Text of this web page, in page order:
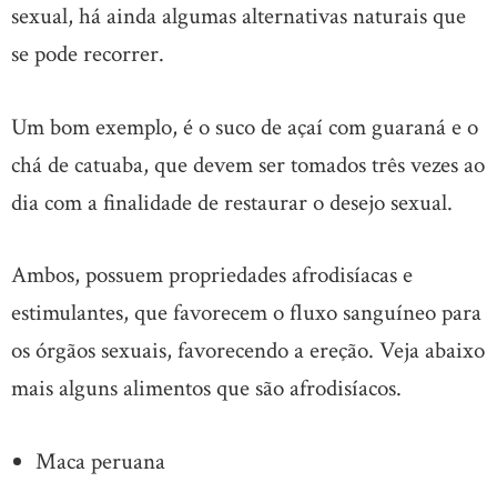
sexual, há ainda algumas alternativas naturais que
se pode recorrer.
Um bom exemplo, é o suco de açaí com guaraná e o
chá de catuaba, que devem ser tomados três vezes ao
dia com a finalidade de restaurar o desejo sexual.
Ambos, possuem propriedades afrodisíacas e
estimulantes, que favorecem o fluxo sanguíneo para
os órgãos sexuais, favorecendo a ereção. Veja abaixo
mais alguns alimentos que são afrodisíacos.
Maca peruana